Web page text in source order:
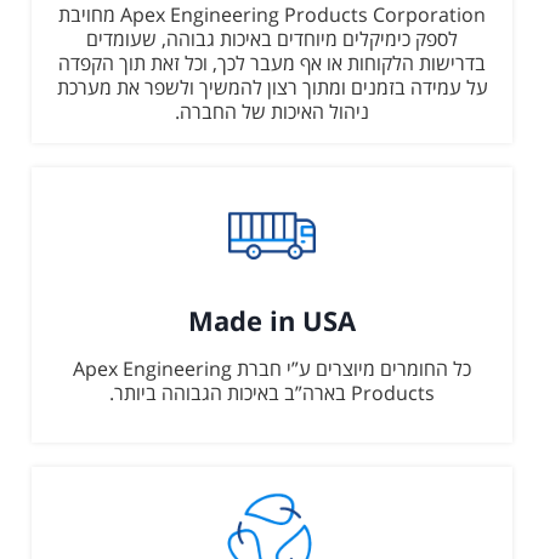
Apex Engineering Products Corporation מחויבת
לספק כימיקלים מיוחדים באיכות גבוהה, שעומדים
בדרישות הלקוחות או אף מעבר לכך, וכל זאת תוך הקפדה
על עמידה בזמנים ומתוך רצון להמשיך ולשפר את מערכת
ניהול האיכות של החברה.
Made in USA
כל החומרים מיוצרים ע”י חברת Apex Engineering
Products בארה”ב באיכות הגבוהה ביותר.